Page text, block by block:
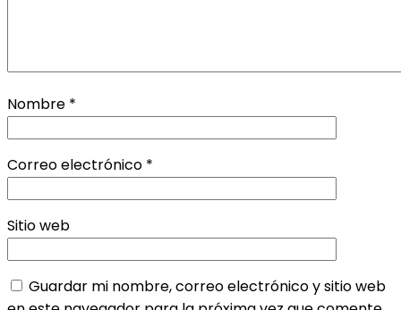
Nombre *
Correo electrónico *
Sitio web
Guardar mi nombre, correo electrónico y sitio web